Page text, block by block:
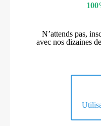
N’attends pas,
avec nos dizaines